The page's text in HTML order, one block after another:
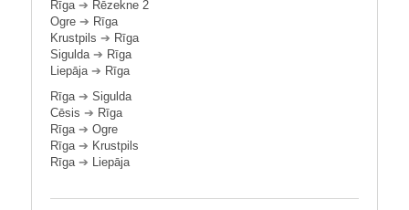
Rīga➔ Rēzekne 2
Ogre ➔ Rīga
Krustpils ➔ Rīga
Sigulda➔ Rīga
Liepāja➔ Rīga
Rīga➔ Sigulda
Cēsis ➔ Rīga
Rīga➔ Ogre
Rīga➔ Krustpils
Rīga➔ Liepāja